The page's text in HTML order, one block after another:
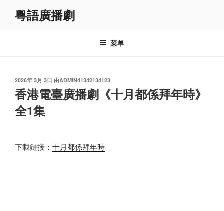
粵語廣播劇
菜单
发
布
于
2026年 3月 3日 由ADMIN41342134123
香港電臺廣播劇《十月都係拜年時》
全1集
下載鏈接： 十月都係拜年時